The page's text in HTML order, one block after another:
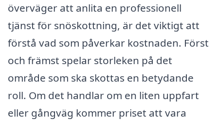
överväger att anlita en professionell
tjänst för snöskottning, är det viktigt att
förstå vad som påverkar kostnaden. Först
och främst spelar storleken på det
område som ska skottas en betydande
roll. Om det handlar om en liten uppfart
eller gångväg kommer priset att vara